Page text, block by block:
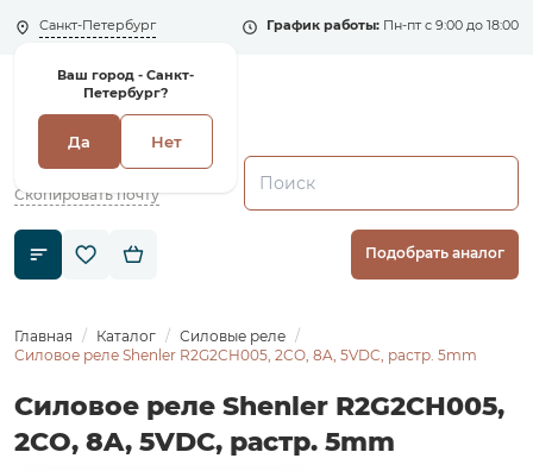
Санкт-Петербург
Ваш город - Санкт-
Петербург?
Да Нет
График работы: Пн-пт с 9:00 до 18:00
Скопировать почту
Подобрать аналог
Главная Каталог
Силовые реле
Силовое реле Shenler R2G2CH005, 2CO, 8A, 5VDC, растр. 5mm
Силовое реле Shenler R2G2CH005,
2CO, 8A, 5VDC, растр. 5mm